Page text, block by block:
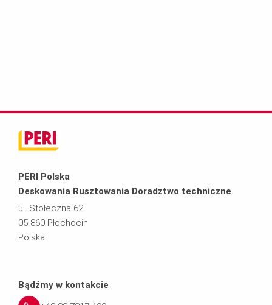
PERI Polska
Deskowania Rusztowania Doradztwo techniczne
ul. Stołeczna 62
05-860 Płochocin
Polska
Bądźmy w kontakcie